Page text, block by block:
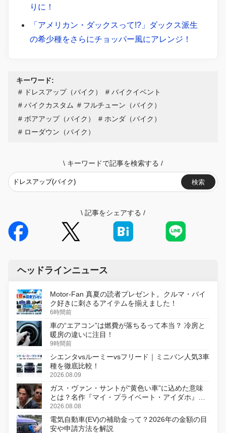
りに！
「アメリカン・ダックスって!?」ダックス派生
の希少種をさらにチョッパー風にアレンジ！
キーワード:
ドレスアップ（バイク）
バイクイベント
バイクカスタム
フルチューン（バイク）
ボアアップ（バイク）
ホンダ（バイク）
ローダウン（バイク）
\ キーワードで記事を検索する /
検索
\ 記事をシェアする /
ヘッドラインニュース
Motor-Fan 真夏の読者プレゼント。クルマ・バイ
ク好きに刺さるアイテムを揃えました！
6時間前
車の“エアコン”は燃費が落ちるって本当？ 冷房と
暖房の違いに注目！
9時間前
シエンタvsルーミーvsフリード｜ミニバン人気3車
種を徹底比較！
2026.08.09
ガス・ヴァン・サントが“黄色い車”に込めた意味
とは？名作『マイ・プライベート・アイダホ』が
初のデジタルリマスター版で復活
2026.08.08
電気自動車(EV)の補助金って？2026年の金額の目
安や申請方法を解説